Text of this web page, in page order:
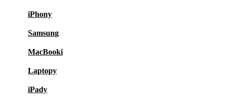
iPhony
Samsung
MacBooki
Laptopy
iPady